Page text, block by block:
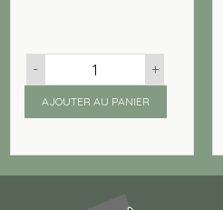
- +
AJOUTER AU PANIER